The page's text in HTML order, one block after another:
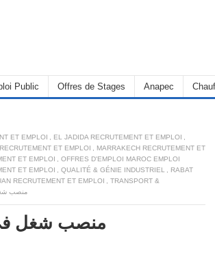
Public Offres de Stages Anapec
ET EMPLOI EL JADIDA RECRUTEMENT ET EMPLOI
ET EMPLOI
MARRAKECH RECRUTEMENT ET
ET EMPLOI
OFFRES D'EMPLOI MAROC EMPLOI
ET EMPLOI QUALITÉ & GÉNIE INDUSTRIEL
RABAT
RECRUTEMENT ET EMPLOI
TRANSPORT &
(575)